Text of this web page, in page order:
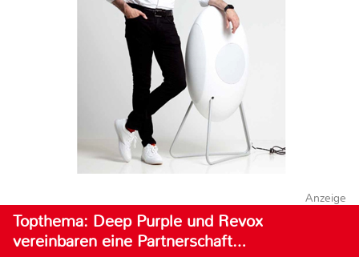
Anzeige
Topthema: Deep Purple und Revox
vereinbaren eine Partnerschaft…